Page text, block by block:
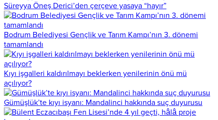
Süreyya Öneş Derici’den çerçeve yasaya “hayır”
Bodrum Belediyesi Gençlik ve Tarım Kampı’nın 3. dönemi
tamamlandı
Kıyı işgalleri kaldırılmayı beklerken yenilerinin önü mü
açılıyor?
Gümüşlük’te kıyı isyanı: Mandalinci hakkında suç duyurusu